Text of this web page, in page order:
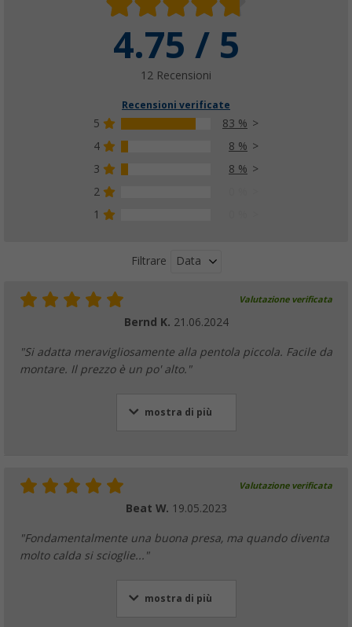
4.75 / 5
12 Recensioni
Recensioni verificate
5
83 %
4
8 %
3
8 %
2
1
Filtrare Data
Valutazione verificata
Bernd K. 21.06.2024
"Si adatta meravigliosamente alla pentola piccola. Facile da
montare. Il prezzo è un po' alto."
mostra di più
Valutazione verificata
Beat W. 19.05.2023
"Fondamentalmente una buona presa, ma quando diventa
molto calda si scioglie..."
mostra di più